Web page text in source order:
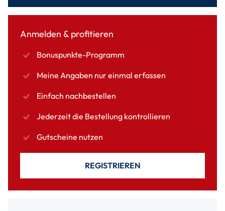
Anmelden & profitieren
Bonuspunkte-Programm
Meine Angaben nur einmal erfassen
Einfach nachbestellen
Jederzeit die Bestellung kontrollieren
Gutscheine nutzen
REGISTRIEREN